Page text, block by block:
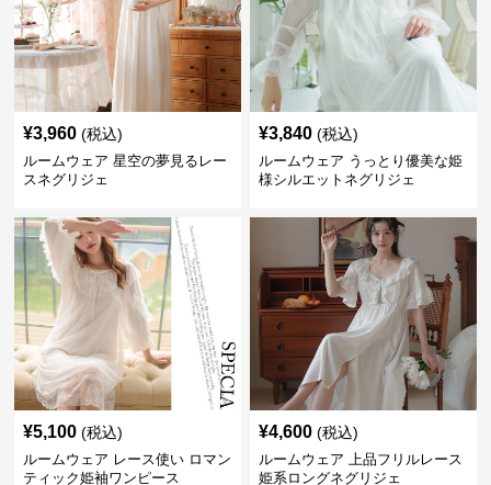
¥3,960 (税込)
ルームウェア 星空の夢見るレー
スネグリジェ
¥3,840 (税込)
ルームウェア うっとり優美な姫
様シルエットネグリジェ
¥5,100 (税込)
ルームウェア レース使い ロマン
ティック姫袖ワンピース
¥4,600 (税込)
ルームウェア 上品フリルレース
姫系ロングネグリジェ